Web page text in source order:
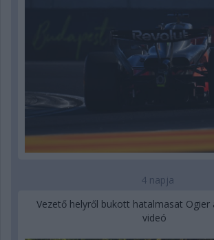
4 napja
Vezető helyről bukott hatalmasat Ogier
videó